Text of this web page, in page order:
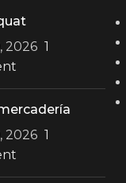
2026 1
2026 1